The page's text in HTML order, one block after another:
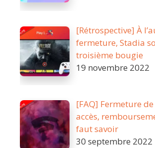
[Rétrospective] À
fermeture, Stadia
troisième bougie
19 novembre 2022
[FAQ] Fermeture
accès,
faut savoir
30 septembre 2022